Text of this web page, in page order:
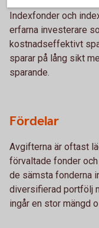
Indexfonder och
erfarna investerare
kostnadseffektivt
sparar på lång sikt
sparande.
Fördelar
Avgifterna är oftast
förvaltade fonder
de sämsta fonderna
diversifierad portfölj
ingår en stor mängd